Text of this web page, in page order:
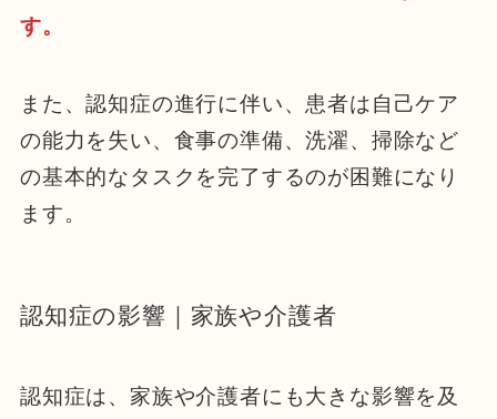
す。
また、認知症の進行に伴い、患者は自己ケア
の能力を失い、食事の準備、洗濯、掃除など
の基本的なタスクを完了するのが困難になり
ます。
認知症の影響｜家族や介護者
認知症は、家族や介護者にも大きな影響を及